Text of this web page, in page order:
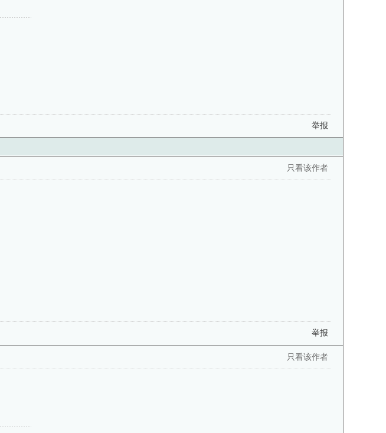
举报
只看该作者
举报
只看该作者